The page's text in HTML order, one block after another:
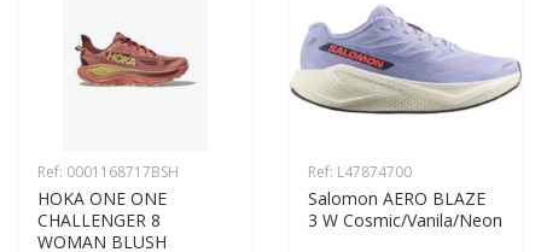
Ref: 0001168717BSH
HOKA ONE ONE
CHALLENGER 8
WOMAN BLUSH
Ref: L47874700
Salomon AERO BLAZE
3 W Cosmic/Vanila/Neon